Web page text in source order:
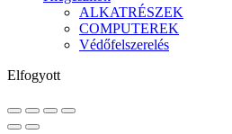
ALKATRÉSZEK
COMPUTEREK
Védőfelszerelés
Elfogyott